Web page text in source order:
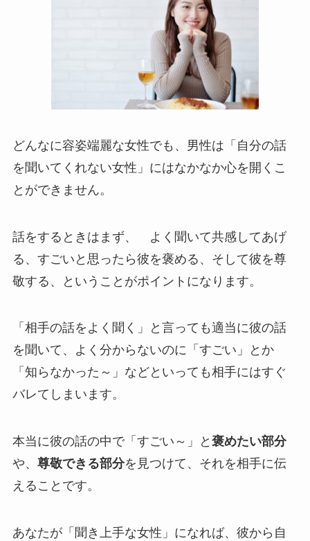
どんなに容姿端麗な女性でも、男性は「自分の話
を聞いてくれない女性」にはなかなか心を開くこ
とができません。
話をするときはまず、 よく聞いて共感してあげ
る、すごいと思ったら彼を褒める、そして彼を尊
敬する、ということがポイントになります。
「相手の話をよく聞く」と言っても適当に彼の話
を聞いて、よく分からないのに「すごい」とか
「知らなかった～」などといっても相手にはすぐ
バレてしまいます。
本当に彼の話の中で「すごい～」と 褒めたい部分
や、 尊敬できる部分を見つけて、それを相手に伝
えることです。
あなたが「聞き上手な女性」になれば、彼から自